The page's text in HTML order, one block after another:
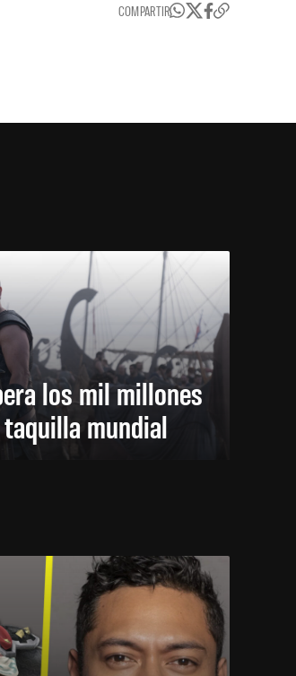
COMPARTIR
los mil millones
mundial